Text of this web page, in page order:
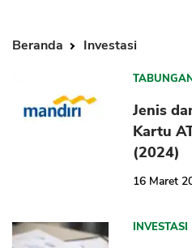
Beranda Investasi
Jenis
Kartu
(2024)
16 Maret
INVESTASI